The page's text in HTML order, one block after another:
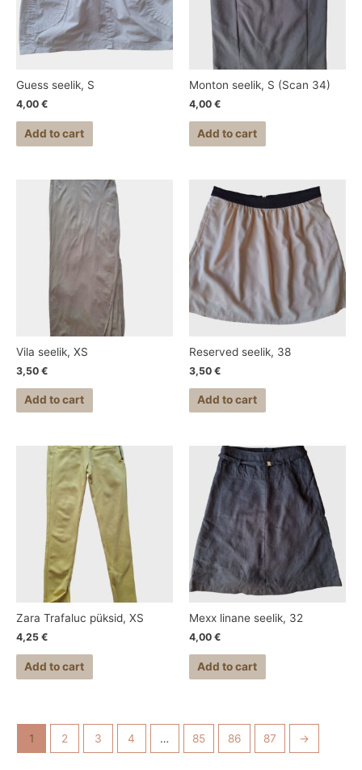
Guess seelik, S
4,00 €
Add to cart
Monton seelik, S (Scan 34)
4,00 €
Add to cart
Vila seelik, XS
3,50 €
Add to cart
Reserved seelik, 38
3,50 €
Add to cart
Zara Trafaluc püksid, XS
4,25 €
Add to cart
Mexx linane seelik, 32
4,00 €
Add to cart
1 2 3 4 … 85 86 87 →